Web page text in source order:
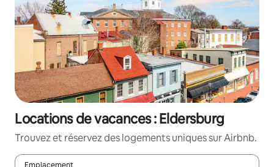
Locations de vacances : Eldersburg
Trouvez et réservez des logements uniques sur Airbnb.